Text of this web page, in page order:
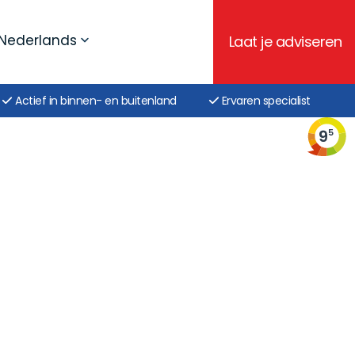
Laat je adviseren
Actief in binnen- en buitenland Ervaren specialist
95